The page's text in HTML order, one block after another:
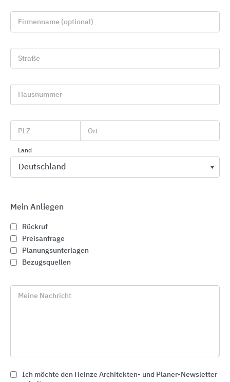
Firmenname (optional)
Straße
Hausnummer
PLZ Ort
Land
Mein Anliegen
Rückruf
Preisanfrage
Planungsunterlagen
Bezugsquellen
Meine Nachricht
Ich möchte den Heinze Architekten- und Planer-Newsletter